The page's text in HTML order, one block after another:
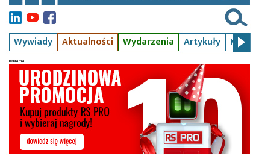
Wywiady Aktualności Wydarzenia Artykuły Kursy